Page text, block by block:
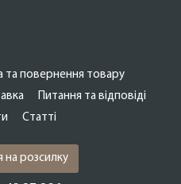
та повернення товару
Питання та відповіді
Cтатті
на розсилку